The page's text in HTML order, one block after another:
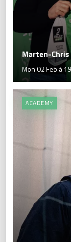
Marten-Chris
Mon 02 Feb à
ACADEMY